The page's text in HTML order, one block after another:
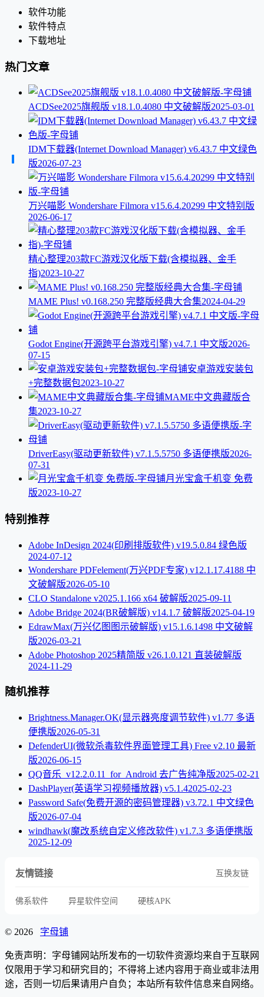
软件功能
软件特点
下载地址
热门文章
ACDSee2025旗舰版 v18.1.0.4080 中文破解版2025-03-01
IDM下载器(Internet Download Manager) v6.43.7 中文绿色
版2026-07-23
万兴喵影 Wondershare Filmora v15.6.4.20299 中文特别版
2026-06-17
精心整理203款FC游戏汉化版下载(含模拟器、金手
指)2023-10-27
MAME Plus! v0.168.250 完整版经典大合集2024-04-29
Godot Engine(开源跨平台游戏引擎) v4.7.1 中文版2026-
07-15
安卓游戏安装包
+完整数据包2023-10-27
MAME中文典藏版合
集2023-10-27
DriverEasy(驱动更新软件) v7.1.5.5750 多语便携版2026-
07-31
月光宝盒千机变 免费
版2023-10-27
特别推荐
Adobe InDesign 2024(印刷排版软件) v19.5.0.84 绿色版
2024-07-12
Wondershare PDFelement(万兴PDF专家) v12.1.17.4188 中
文破解版2026-05-10
CLO Standalone v2025.1.166 x64 破解版2025-09-11
Adobe Bridge 2024(BR破解版) v14.1.7 破解版2025-04-19
EdrawMax(万兴亿图图示破解版) v15.1.6.1498 中文破解
版2026-03-21
Adobe Photoshop 2025精简版 v26.1.0.121 直装破解版
2024-11-29
随机推荐
Brightness.Manager.OK(显示器亮度调节软件) v1.77 多语
便携版2026-05-31
DefenderUI(微软杀毒软件界面管理工具) Free v2.10 最新
版2026-06-15
QQ音乐_v12.2.0.11_for_Android 去广告纯净版2025-02-21
DashPlayer(英语学习视频播放器) v5.1.42025-02-23
Password Safe(免费开源的密码管理器) v3.72.1 中文绿色
版2026-07-04
windhawk(魔改系统自定义修改软件) v1.7.3 多语便携版
2025-12-09
友情链接 互换友链
佛系软件 异星软件空间 硬核APK
© 2026 字母铺
免责声明：字母铺网站所发布的一切软件资源均来自于互联网
仅限用于学习和研究目的；不得将上述内容用于商业或非法用
途，否则一切后果请用户自负；本站所有软件信息来自网络。